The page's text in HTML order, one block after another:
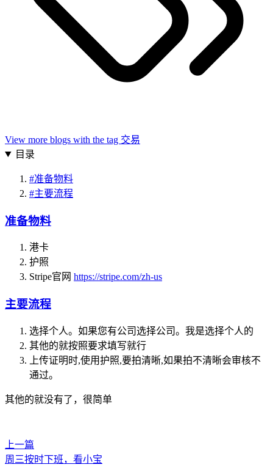
View more blogs with the tag 交易
目录
#准备物料
#主要流程
准备物料
港卡
护照
Stripe官网 https://stripe.com/zh-us
主要流程
选择个人。如果您有公司选择公司。我是选择个人的
其他的就按照要求填写就行
上传证明时,使用护照,要拍清晰,如果拍不清晰会审核不
通过。
其他的就没有了，很简单
上一篇
周三按时下班，看小宝